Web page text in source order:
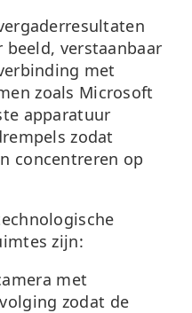
beeld, verstaanbaar
met
zoals Microsoft
apparatuur
zodat
concentreren op
zijn:
met
zodat de